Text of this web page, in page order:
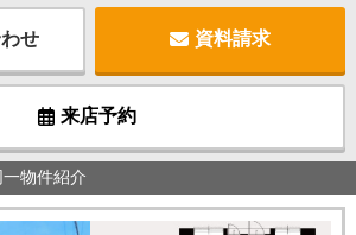
せ 資料請求
来店予約
物件紹介